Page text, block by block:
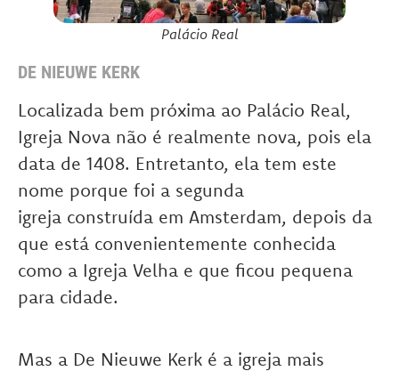
Palácio Real
DE NIEUWE KERK
Localizada bem próxima ao Palácio Real,
Igreja Nova não é realmente nova, pois ela
data de 1408. Entretanto, ela tem este
nome porque foi a segunda
igreja construída em Amsterdam, depois da
que está convenientemente conhecida
como a Igreja Velha e que ficou pequena
para cidade.
Mas a De Nieuwe Kerk é a igreja mais